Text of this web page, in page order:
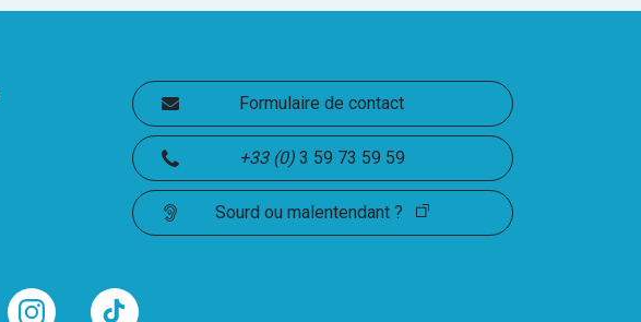
Formulaire de contact
+33 (0) 3 59 73 59 59
Sourd ou malentendant ?